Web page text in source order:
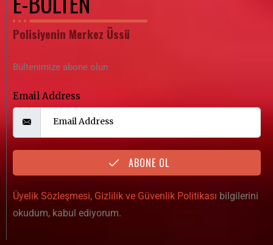
Polisiyenin Merkez Üssü
Bültenimize abone olun
Email Address
ABONE OL
Üyelik Sözleşmesi, Gizlilik ve Güvenlik Politikası bilgilerini
okudum, kabul ediyorum.